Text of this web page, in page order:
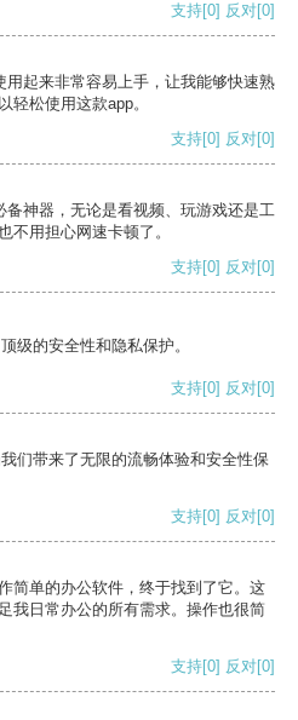
支持[0] 反对[0]
起来非常容易上手，让我能够快速熟
轻松使用这款app。
支持[0] 反对[0]
神器，无论是看视频、玩游戏还是工
不用担心网速卡顿了。
支持[0] 反对[0]
级的安全性和隐私保护。
支持[0] 反对[0]
们带来了无限的流畅体验和安全性保
支持[0] 反对[0]
简单的办公软件，终于找到了它。这
我日常办公的所有需求。操作也很简
支持[0] 反对[0]